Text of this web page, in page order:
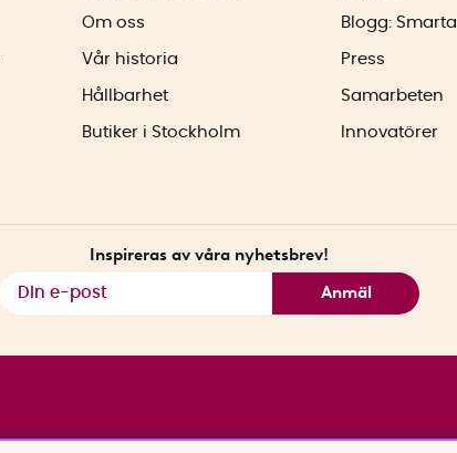
Om oss
Vår historia
Hållbarhet
Butiker i Stockholm
Blogg:
Press
Samarbeten
Innovatörer
Inspireras av våra nyhetsbrev!
Anmäl